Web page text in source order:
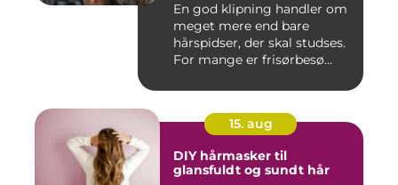
En god klipning handler om
meget mere end bare
hårspidser, der skal studses.
For mange er frisørbesø...
15. aug
DIY hårmasker til
glansfuldt og sundt hår